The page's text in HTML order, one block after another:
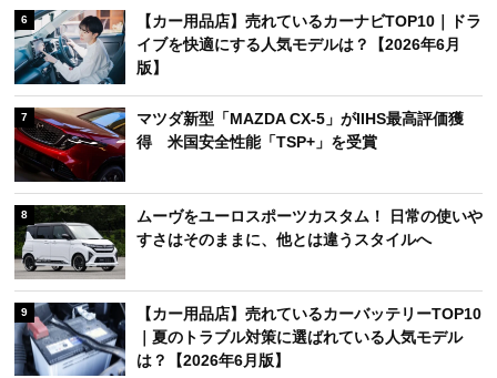
6
【カー用品店】売れているカーナビTOP10｜ドラ
イブを快適にする人気モデルは？【2026年6月
版】
7
マツダ新型「MAZDA CX-5」がIIHS最高評価獲
得 米国安全性能「TSP+」を受賞
8
ムーヴをユーロスポーツカスタム！ 日常の使いや
すさはそのままに、他とは違うスタイルへ
9
【カー用品店】売れているカーバッテリーTOP10
｜夏のトラブル対策に選ばれている人気モデル
は？【2026年6月版】